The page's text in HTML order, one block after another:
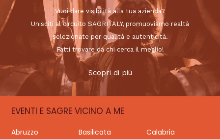
Vuoi dare visibilità alla tua azienda?
Unisciti al circuito SAGRITALY, promuoviamo realtà
selezionate per qualità e autenticità.
Fatti trovare da chi cerca il meglio!
Scopri di più
EVENTI E SAGRE VICINO A ME
Abruzzo Basilicata
Calabria